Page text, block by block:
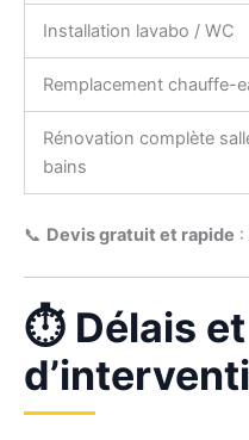
Installation lavabo / WC
Remplacement chauffe-
Rénovation complète
bains
📞 Devis gratuit et rapide :
⏱️ Délais